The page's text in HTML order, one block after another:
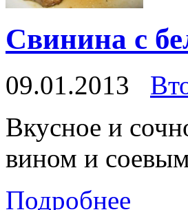
Свинина с
09.01.2013
Вкусное и
вином и
Подробнее